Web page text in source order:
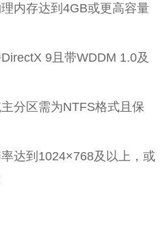
存达到4GB或更高容量
9且带WDDM 1.0及
区需为NTFS格式且保
到1024×768及以上，或